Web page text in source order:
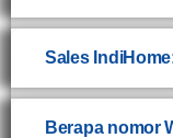
Sales
Berapa nomor